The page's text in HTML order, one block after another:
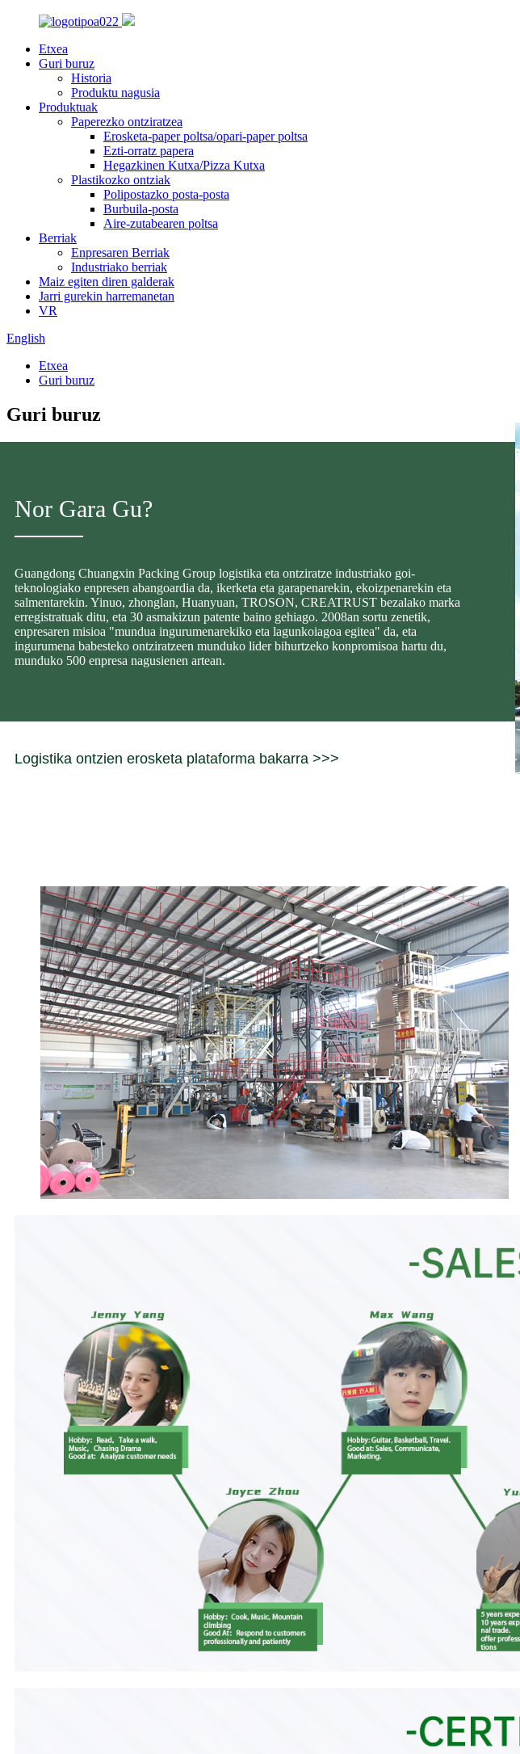
Etxea
Guri buruz
Historia
Produktu nagusia
Produktuak
Paperezko ontziratzea
Erosketa-paper poltsa/opari-paper poltsa
Ezti-orratz papera
Hegazkinen Kutxa/Pizza Kutxa
Plastikozko ontziak
Polipostazko posta-posta
Burbuila-posta
Aire-zutabearen poltsa
Berriak
Enpresaren Berriak
Industriako berriak
Maiz egiten diren galderak
Jarri gurekin harremanetan
VR
English
Etxea
Guri buruz
Guri buruz
Nor Gara Gu?
Guangdong Chuangxin Packing Group logistika eta ontziratze industriako goi-
teknologiako enpresen abangoardia da, ikerketa eta garapenarekin, ekoizpenarekin eta
salmentarekin. Yinuo, zhonglan, Huanyuan, TROSON, CREATRUST bezalako marka
erregistratuak ditu, eta 30 asmakizun patente baino gehiago. 2008an sortu zenetik,
enpresaren misioa "mundua ingurumenarekiko eta lagunkoiagoa egitea" da, eta
ingurumena babesteko ontziratzeen munduko lider bihurtzeko konpromisoa hartu du,
munduko 500 enpresa nagusienen artean.
Logistika ontzien erosketa plataforma bakarra >>>